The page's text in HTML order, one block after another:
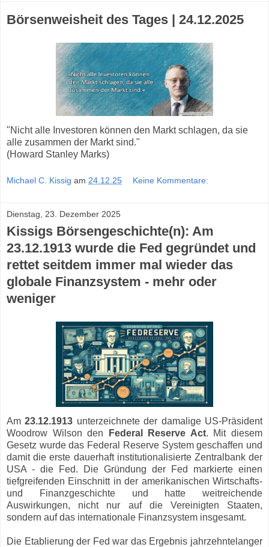
Börsenweisheit des Tages | 24.12.2025
"Nicht alle Investoren können den Markt schlagen, da sie
alle zusammen der Markt sind."
(Howard Stanley Marks)
Michael C. Kissig am 24.12.25 Keine Kommentare:
Dienstag, 23. Dezember 2025
Kissigs Börsengeschichte(n): Am
23.12.1913 wurde die Fed gegründet und
rettet seitdem immer mal wieder das
globale Finanzsystem - mehr oder
weniger
Am23.12.1913 unterzeichnete der damalige US-Präsident
Woodrow Wilson den
Federal Reserve Act. Mit diesem
Gesetz wurde das Federal Reserve System geschaffen und
damit die erste dauerhaft institutionalisierte Zentralbank der
USA - die Fed. Die Gründung der Fed markierte einen
tiefgreifenden Einschnitt in der amerikanischen Wirtschafts-
und Finanzgeschichte und hatte weitreichende
Auswirkungen, nicht nur auf die Vereinigten Staaten,
sondern auf das internationale Finanzsystem insgesamt.
Die Etablierung der Fed war das Ergebnis jahrzehntelanger